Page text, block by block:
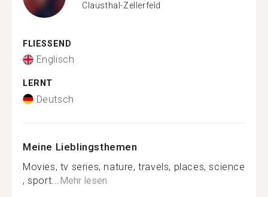
Clausthal-Zellerfeld
FLIESSEND
Englisch
LERNT
Deutsch
Meine Lieblingsthemen
Movies, tv series, nature, travels, places, science
, sport... Mehr lesen